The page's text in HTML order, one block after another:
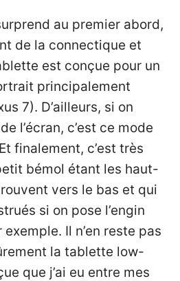
au premier abord,
de la connectique et
est conçue pour un
principalement
7). D’ailleurs, si on
l’écran, c’est ce mode
finalement, c’est très
bémol étant les haut-
vers le bas et qui
si on pose l’engin
Il n’en reste pas
la tablette low-
que j’ai eu entre mes